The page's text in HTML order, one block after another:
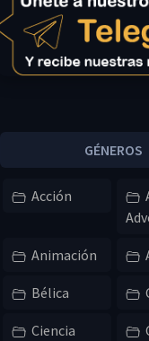
GÉNEROS
Acción
Animación
Bélica
Ciencia